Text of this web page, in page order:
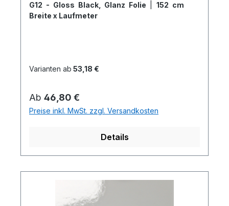
G12 - Gloss Black, Glanz Folie
152 cm
Breite x Laufmeter
Varianten ab 53,18 €
Regulärer Preis:
Ab 46,80 €
Preise inkl. MwSt. zzgl. Versandkosten
Details